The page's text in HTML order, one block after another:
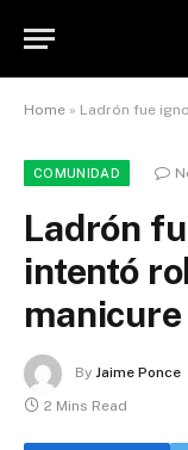
Home » Ladrón fue
COMUNIDAD
Ladrón
intentó
manicure
By Jaime Ponce
2 Mins Read